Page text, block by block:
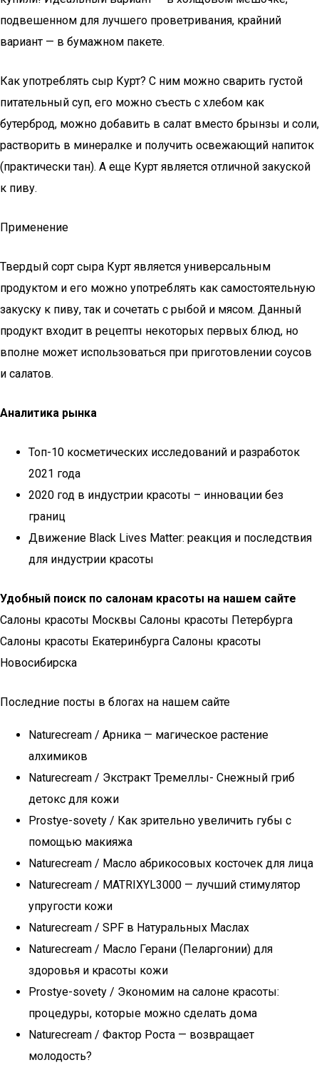
подвешенном для лучшего проветривания, крайний
вариант — в бумажном пакете.
Как употреблять сыр Курт? С ним можно сварить густой
питательный суп, его можно съесть с хлебом как
бутерброд, можно добавить в салат вместо брынзы и соли,
растворить в минералке и получить освежающий напиток
(практически тан). А еще Курт является отличной закуской
к пиву.
Применение
Твердый сорт сыра Курт является универсальным
продуктом и его можно употреблять как самостоятельную
закуску к пиву, так и сочетать с рыбой и мясом. Данный
продукт входит в рецепты некоторых первых блюд, но
вполне может использоваться при приготовлении соусов
и салатов.
Аналитика рынка
Топ-10 косметических исследований и разработок
2021 года
2020 год в индустрии красоты – инновации без
границ
Движение Black Lives Matter: реакция и последствия
для индустрии красоты
Удобный поиск по салонам красоты на нашем сайте
Салоны красоты Москвы Салоны красоты Петербурга
Салоны красоты Екатеринбурга Салоны красоты
Новосибирска
Последние посты в блогах на нашем сайте
Naturecream / Арника — магическое растение
алхимиков
Naturecream / Экстракт Тремеллы- Снежный гриб
детокс для кожи
Prostye-sovety / Как зрительно увеличить губы с
помощью макияжа
Naturecream / Масло абрикосовых косточек для лица
Naturecream / MATRIXYL3000 — лучший стимулятор
упругости кожи
Naturecream / SPF в Натуральных Маслах
Naturecream / Масло Герани (Пеларгонии) для
здоровья и красоты кожи
Prostye-sovety / Экономим на салоне красоты:
процедуры, которые можно сделать дома
Naturecream / Фактор Роста — возвращает
молодость?